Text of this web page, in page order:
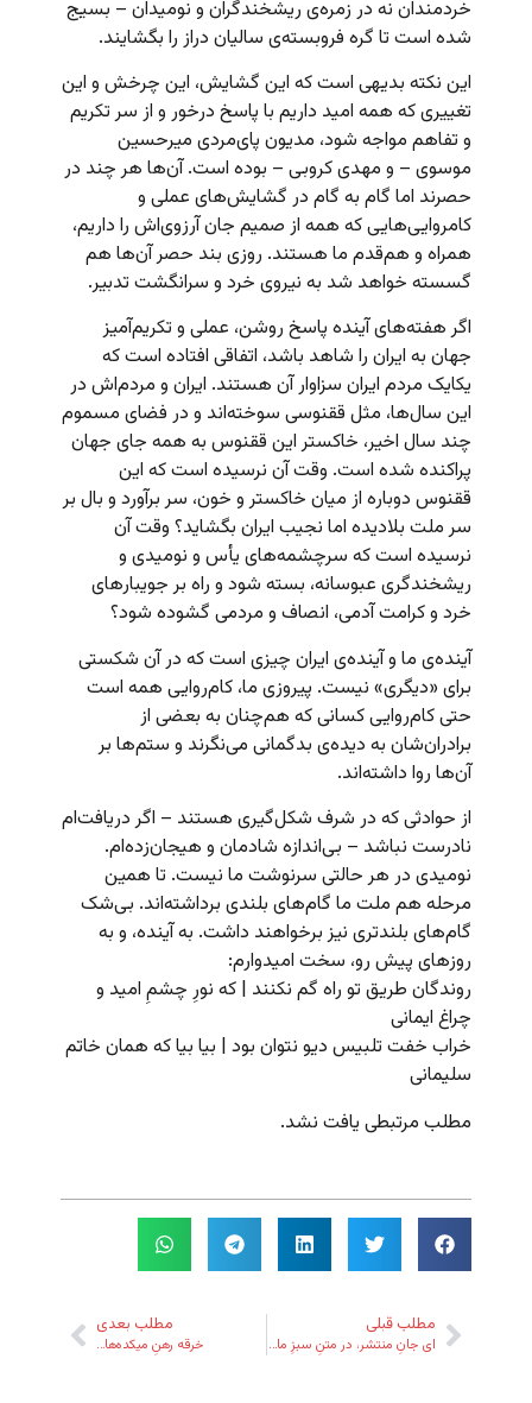
خردمندان‌ نه در زمره‌ی ریشخندگران و نومیدان – بسیج
شده است تا گره فروبسته‌ی سالیان دراز را بگشایند.
این نکته بدیهی است که این گشایش، این چرخش و این
تغییری که همه امید داریم با پاسخ درخور و از سر تکریم
و تفاهم مواجه شود، مدیون پای‌مردی میرحسین
موسوی – و مهدی کروبی – بوده است. آن‌ها هر چند در
حصرند اما گام به گام در گشایش‌های عملی و
کامروایی‌هایی که همه از صمیم جان آرزوی‌اش را داریم،
همراه و هم‌قدم ما هستند. روزی بند حصر آن‌ها هم
گسسته خواهد شد به نیروی خرد و سرانگشت تدبیر.
اگر هفته‌های آینده پاسخ روشن، عملی و تکریم‌‌آمیز
جهان به ایران را شاهد باشد، اتفاقی افتاده است که
یکایک مردم ایران سزاوار آن هستند. ایران و مردم‌اش در
این سال‌ها، مثل ققنوسی سوخته‌اند و در فضای مسموم
چند سال اخیر، خاکستر این ققنوس به همه‌ جای جهان
پراکنده شده است. وقت آن نرسیده است که این
ققنوس دوباره از میان خاکستر و خون، سر برآورد و بال بر
سر ملت بلادیده اما نجیب ایران بگشاید؟ وقت آن
نرسیده است که سرچشمه‌های یأس و نومیدی و
ریشخندگری عبوسانه، بسته شود و راه بر جویبارهای
خرد و کرامت آدمی، انصاف و مردمی گشوده شود؟
آینده‌ی ما و آینده‌ی ایران چیزی است که در آن شکستی
برای «دیگری» نیست. پیروزی ما، کام‌روایی همه است
حتی کام‌روایی کسانی که هم‌چنان به بعضی از
برادران‌شان به دیده‌ی بدگمانی می‌نگرند و ستم‌ها بر
آن‌ها روا داشته‌اند.
از حوادثی که در شرف شکل‌گیری هستند – اگر دریافت‌ام
نادرست نباشد – بی‌اندازه شادمان و هیجان‌زده‌ام.
نومیدی در هر حالتی سرنوشت ما نیست. تا همین
مرحله هم ملت ما گام‌های بلندی برداشته‌اند. بی‌شک
گام‌های بلندتری نیز برخواهند داشت. به آینده، و به
روزهای پیش رو، سخت امیدوارم:
روندگان طریق تو راه گم نکنند | که نورِ چشمِ امید و
چراغ ایمانی
خراب خفت تلبیس دیو نتوان بود | بیا بیا که همان خاتم
سلیمانی
مطلب مرتبطی یافت نشد.
مطلب قبلی
ای جانِ منتشر، در متنِ سبزِ ما…
مطلب بعدی
خرقه رهنِ میکده‌ها…